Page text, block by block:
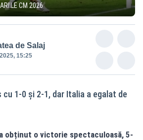
CM 2026
de Salaj
15:25
cu 1-0 și 2-1, dar Italia a egalat de
obținut o victorie spectaculoasă, 5-